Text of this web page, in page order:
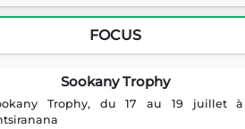
FOCUS
Sookany Trophy
Trophy, du 17 au 19 juillet à